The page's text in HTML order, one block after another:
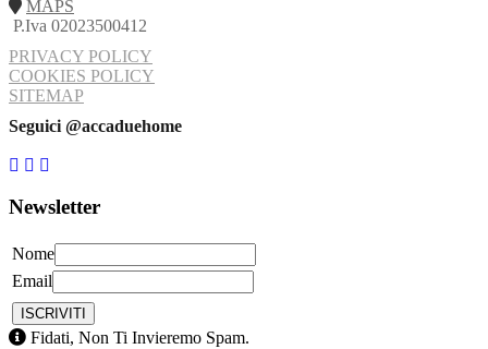
MAPS
P.Iva 02023500412
PRIVACY POLICY
COOKIES POLICY
SITEMAP
Seguici @accaduehome
Newsletter
Nome
Email
Fidati, Non Ti Invieremo Spam.